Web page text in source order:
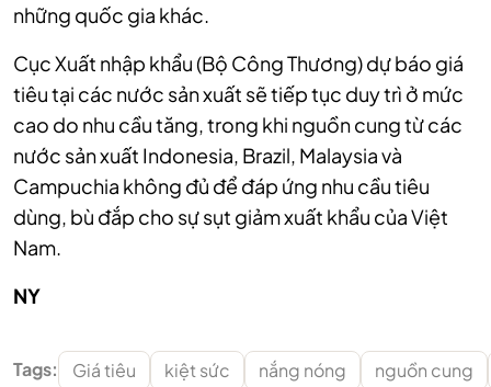
những quốc gia khác.
Cục Xuất nhập khẩu (Bộ Công Thương) dự báo giá
tiêu tại các nước sản xuất sẽ tiếp tục duy trì ở mức
cao do nhu cầu tăng, trong khi nguồn cung từ các
nước sản xuất Indonesia, Brazil, Malaysia và
Campuchia không đủ để đáp ứng nhu cầu tiêu
dùng, bù đắp cho sự sụt giảm xuất khẩu của Việt
Nam.
NY
Tags: Giá tiêu kiệt sức nắng nóng nguồn cung